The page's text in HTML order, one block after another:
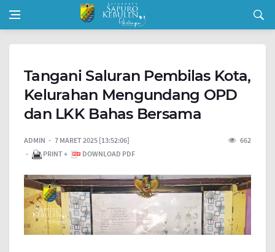
Tangani Saluran Pembilas Kota,
Kelurahan Mengundang OPD
dan LKK Bahas Bersama
ADMIN 7 MARET 2025 [13:52:06]
662
PRINT +
DOWNLOAD PDF